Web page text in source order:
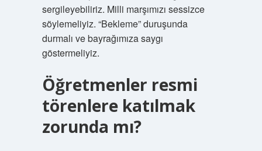
sergileyebiliriz. Milli marşımızı sessizce
söylemeliyiz. “Bekleme” duruşunda
durmalı ve bayrağımıza saygı
göstermeliyiz.
Öğretmenler resmi
törenlere katılmak
zorunda mı?